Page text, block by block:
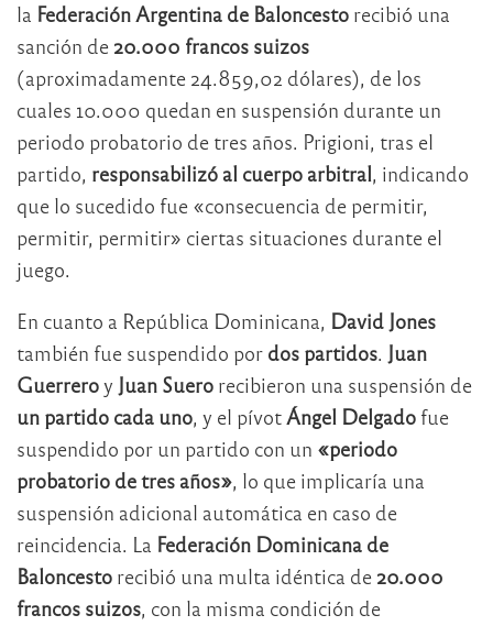
la Federación Argentina de Baloncesto recibió una
sanción de 20.000 francos suizos
(aproximadamente 24.859,02 dólares), de los
cuales 10.000 quedan en suspensión durante un
periodo probatorio de tres años. Prigioni, tras el
partido, responsabilizó al cuerpo arbitral, indicando
que lo sucedido fue «consecuencia de permitir,
permitir, permitir» ciertas situaciones durante el
juego.
En cuanto a República Dominicana, David Jones
también fue suspendido por dos partidos. Juan
Guerreroy Juan Suero recibieron una suspensión de
un partido cada uno, y el pívot Ángel Delgado fue
suspendido por un partido con un «periodo
probatorio de tres años», lo que implicaría una
suspensión adicional automática en caso de
reincidencia. La Federación Dominicana de
Baloncesto recibió una multa idéntica de 20.000
francos suizos, con la misma condición de